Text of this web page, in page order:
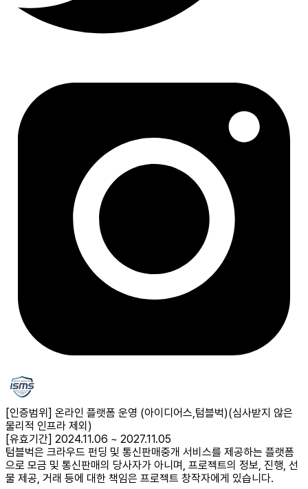
[인증범위] 온라인 플랫폼 운영 (아이디어스,텀블벅)(심사받지 않은
물리적 인프라 제외)
[유효기간] 2024.11.06 ~ 2027.11.05
텀블벅은 크라우드 펀딩 및 통신판매중개 서비스를 제공하는 플랫폼
으로 모금 및 통신판매의 당사자가 아니며, 프로젝트의 정보, 진행, 선
물 제공, 거래 등에 대한 책임은 프로젝트 창작자에게 있습니다.